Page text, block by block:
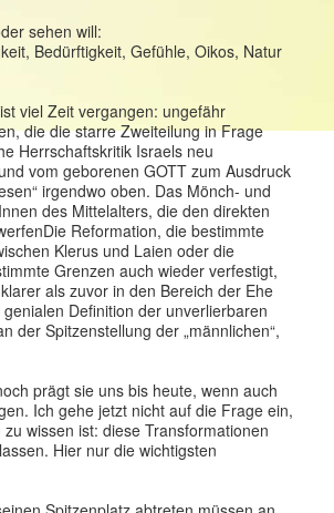
sehen will:
Bedürftigkeit, Gefühle, Oikos, Natur
viel Zeit vergangen: ungefähr
die die starre Zweiteilung in Frage
Herrschaftskritik Israels neu
vom geborenen GOTT zum Ausdruck
irgendwo oben. Das Mönch- und
des Mittelalters, die den direkten
Reformation, die bestimmte
Klerus und Laien oder die
Grenzen auch wieder verfestigt,
als zuvor in den Bereich der Ehe
Definition der unverlierbaren
der Spitzenstellung der „männlichen“,
prägt sie uns bis heute, wenn auch
Ich gehe jetzt nicht auf die Frage ein,
wissen ist: diese Transformationen
Hier nur die wichtigsten